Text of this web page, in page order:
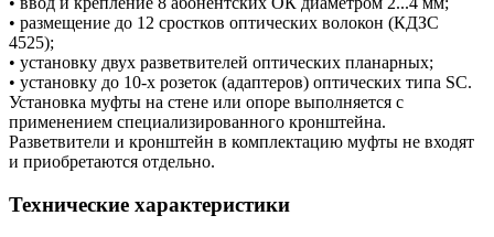
• размещение до 12 сростков оптических волокон (КДЗС
4525);
• установку двух разветвителей оптических планарных;
• установку до 10-х розеток (адаптеров) оптических типа SC.
Установка муфты на стене или опоре выполняется с
применением специализированного кронштейна.
Разветвители и кронштейн в комплектацию муфты не входят
и приобретаются отдельно.
Технические характеристики